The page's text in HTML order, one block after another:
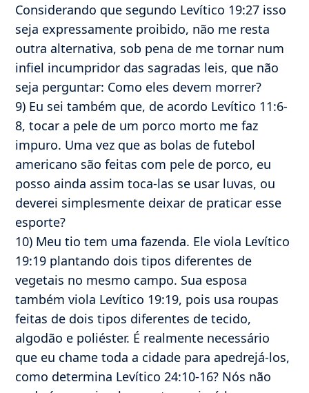
Considerando que segundo Levítico 19:27 isso
seja expressamente proibido, não me resta
outra alternativa, sob pena de me tornar num
infiel incumpridor das sagradas leis, que não
seja perguntar: Como eles devem morrer?
9) Eu sei também que, de acordo Levítico 11:6-
8, tocar a pele de um porco morto me faz
impuro. Uma vez que as bolas de futebol
americano são feitas com pele de porco, eu
posso ainda assim toca-las se usar luvas, ou
deverei simplesmente deixar de praticar esse
esporte?
10) Meu tio tem uma fazenda. Ele viola Levítico
19:19 plantando dois tipos diferentes de
vegetais no mesmo campo. Sua esposa
também viola Levítico 19:19, pois usa roupas
feitas de dois tipos diferentes de tecido,
algodão e poliéster. É realmente necessário
que eu chame toda a cidade para apedrejá-los,
como determina Levítico 24:10-16? Nós não